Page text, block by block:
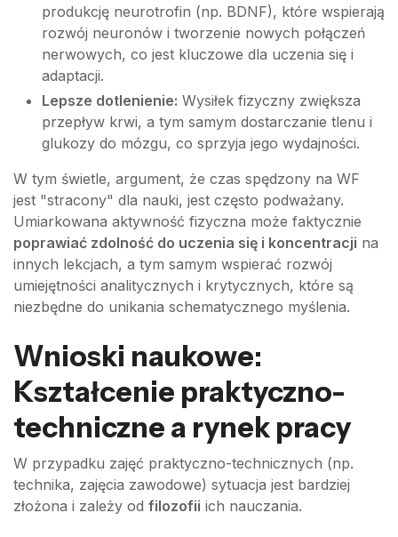
produkcję neurotrofin (np. BDNF), które wspierają
rozwój neuronów i tworzenie nowych połączeń
nerwowych, co jest kluczowe dla uczenia się i
adaptacji.
Lepsze dotlenienie: Wysiłek fizyczny zwiększa
przepływ krwi, a tym samym dostarczanie tlenu i
glukozy do mózgu, co sprzyja jego wydajności.
W tym świetle, argument, że czas spędzony na WF
jest "stracony" dla nauki, jest często podważany.
Umiarkowana aktywność fizyczna może faktycznie
poprawiać zdolność do uczenia się i koncentracji na
innych lekcjach, a tym samym wspierać rozwój
umiejętności analitycznych i krytycznych, które są
niezbędne do unikania schematycznego myślenia.
Wnioski naukowe:
Kształcenie praktyczno-
techniczne a rynek pracy
W przypadku zajęć praktyczno-technicznych (np.
technika, zajęcia zawodowe) sytuacja jest bardziej
złożona i zależy od filozofii ich nauczania.